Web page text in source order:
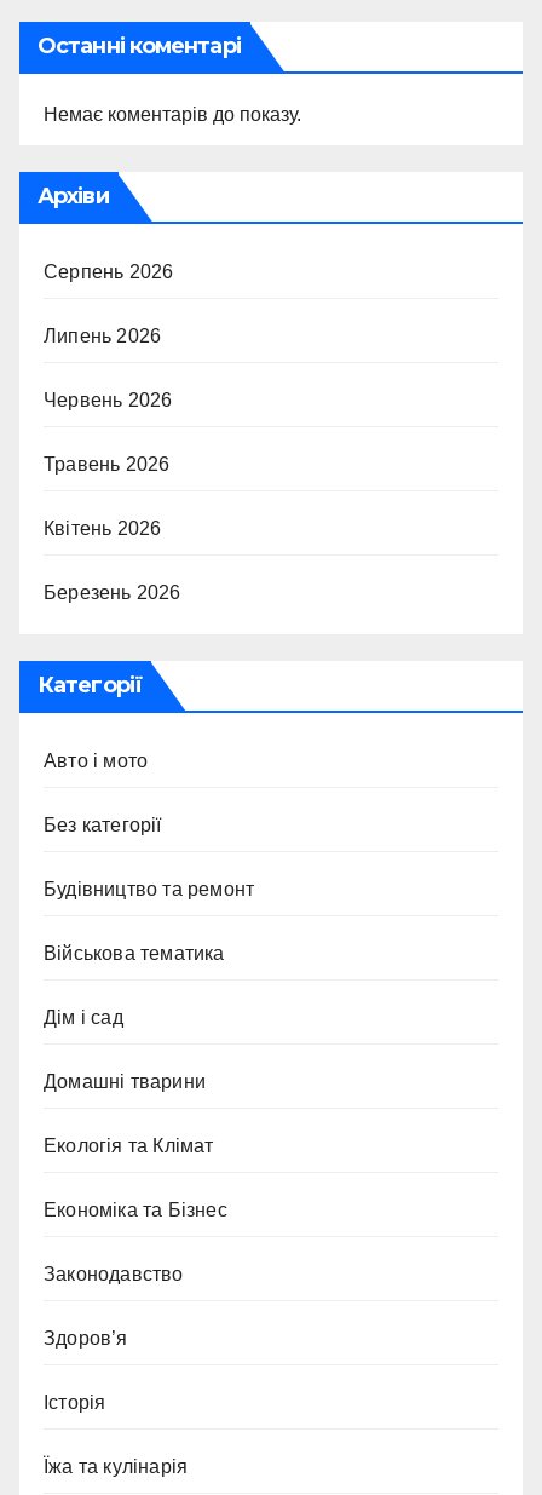
Останні коментарі
Немає коментарів до показу.
Архіви
Серпень 2026
Липень 2026
Червень 2026
Травень 2026
Квітень 2026
Березень 2026
Категорії
Авто і мото
Без категорії
Будівництво та ремонт
Військова тематика
Дім і сад
Домашні тварини
Екологія та Клімат
Економіка та Бізнес
Законодавство
Здоров’я
Історія
Їжа та кулінарія